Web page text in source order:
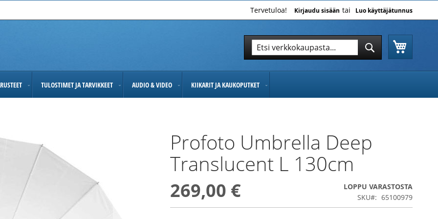
Tervetuloa! Kirjaudu sisään Luo käyttäjätunnus
Hae
TULOSTIMET JA TARVIKKEET AUDIO & VIDEO KIIKARIT JA KAUKOPUTKET
Profoto Umbrella Deep
Translucent L 130cm
269,00 €
LOPPU VARASTOSTA
SKU
65100979